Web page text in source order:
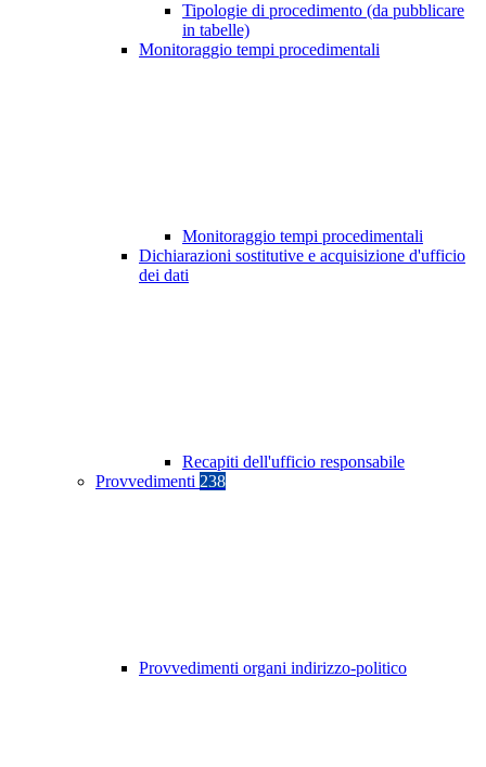
Tipologie di procedimento (da pubblicare
in tabelle)
Monitoraggio tempi procedimentali
Monitoraggio tempi procedimentali
Dichiarazioni sostitutive e acquisizione d'ufficio
dei dati
Recapiti dell'ufficio responsabile
Provvedimenti 238
Provvedimenti organi indirizzo-politico